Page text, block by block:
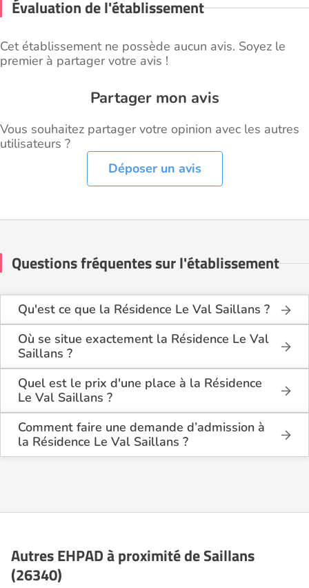
Évaluation de l'établissement
Cet établissement ne possède aucun avis. Soyez le
premier à partager votre avis !
Partager mon avis
Vous souhaitez partager votre opinion avec les autres
utilisateurs ?
Déposer un avis
Questions fréquentes sur l'établissement
Qu'est ce que la Résidence Le Val Saillans ?
La Résidence Le Val Saillans est une maison de
retraite médicalisée de type hébergement
permanent , située à Saillans (26340).
Où se situe exactement la Résidence Le Val
Saillans ?
La Résidence Le Val Saillans est située Quartier Le
Collet à Saillans (26340), dans la Drôme (26).
Quel est le prix d'une place à la Résidence
Le Val Saillans ?
La Résidence Le Val Saillans propose des
logements en chambre simple à partir de 2 573€
par mois, et en chambre double à partir de 2 418€
par mois.
Comment faire une demande d’admission à
la Résidence Le Val Saillans ?
La demande s’effectue directement via le formulaire
les coûts et les démarches administratives
Autres EHPAD à proximité de Saillans
(26340)